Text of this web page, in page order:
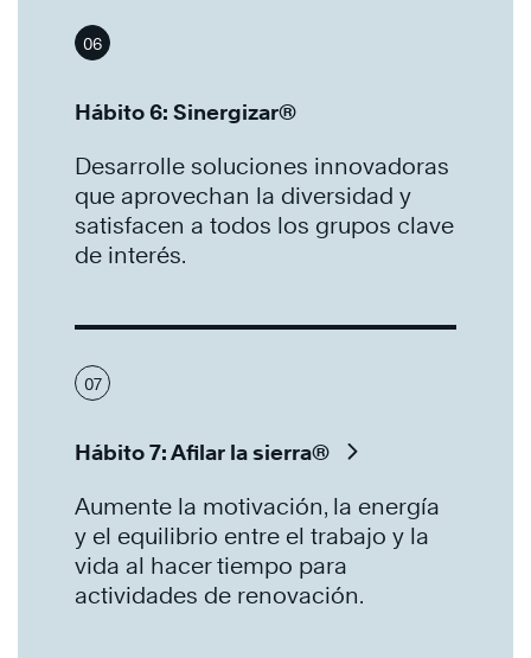
06
Hábito 6: Sinergizar®
Desarrolle soluciones innovadoras
que aprovechan la diversidad y
satisfacen a todos los grupos clave
de interés.
07
Hábito 7: Afilar la sierra®
Aumente la motivación, la energía
y el equilibrio entre el trabajo y la
vida al hacer tiempo para
actividades de renovación.